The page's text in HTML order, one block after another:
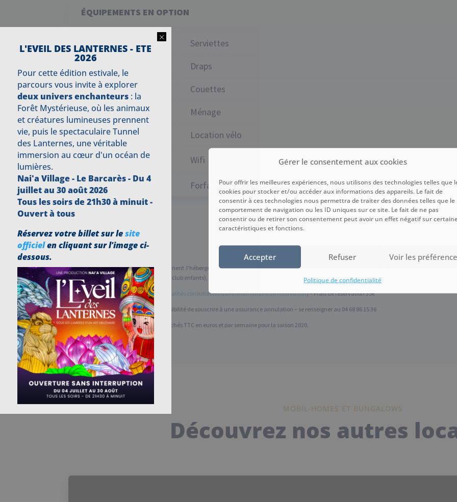
Gérer le consentement aux cookies
Pour offrir les meilleures expériences, nous utilisons des technologies telles que
cookies pour stocker et/ou accéder aux informations des appareils. Le fait de
consentir à ces technologies nous permettra de traiter des données telles que le
comportement de navigation ou les ID uniques sur ce site. Le fait de ne pas
consentir ou de retirer son consentement peut avoir un effet négatif sur
caractéristiques et fonctions.
Accepter Refuser Voir les
Politique de confidentialité
ÉQUIPEMENTS EN OPTION
Serviettes
Draps
Couettes
Ménage
Location vélo
Wifi
Forfait tout inclus (serviettes, draps couettes et ménage)
L’ensemble des tarifs comprennent l’hébergement, l’électricité, un parking 1 voiture, l’accès à toutes les animations et loisirs de
animations journées et soirées, club enfants), mais aussi la taxe de séjour municipale.
Non compris :Cautions ( modalités consultables dans le formulaire de réservation) – Frais de réservation 35€
Assurance annulation : Possibilité de souscrire à une assurance annulation – se renseigner au 04 68 86 15 36
Les tarifs des locations sont affichés TTC en euros et par semaine pour la saison 2020.
MOBIL-HOMES ET BUNGALOWS
Découvrez nos autres
×
L'EVEIL DES LANTERNES - ETE
2026
Pour cette édition estivale, le
parcours vous invite à explorer
deux univers enchanteurs: la
Forêt Mystérieuse, où les animaux
et créatures lumineuses prennent
vie, puis le spectaculaire Tunnel
des Lanternes, une véritable
immersion au cœur d'un océan de
lumières.
Nai'a Village - Le Barcarès - Du 4
juillet au 30 août 2026
Tous les soirs de 21h30 à minuit -
Ouvert à tous
Réservez votre billet sur lesite
officielen cliquant sur l'image ci-
dessous.